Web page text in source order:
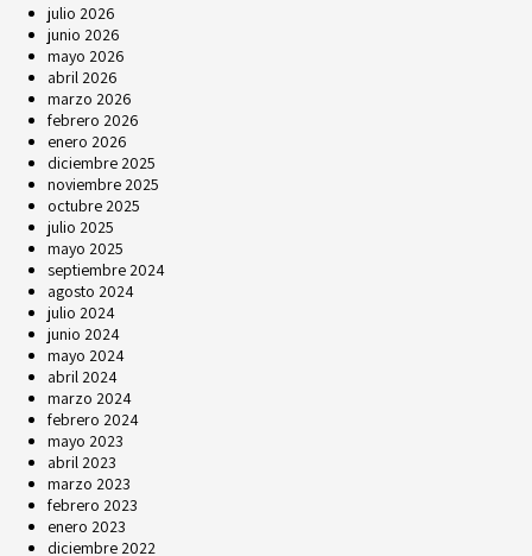
julio 2026
junio 2026
mayo 2026
abril 2026
marzo 2026
febrero 2026
enero 2026
diciembre 2025
noviembre 2025
octubre 2025
julio 2025
mayo 2025
septiembre 2024
agosto 2024
julio 2024
junio 2024
mayo 2024
abril 2024
marzo 2024
febrero 2024
mayo 2023
abril 2023
marzo 2023
febrero 2023
enero 2023
diciembre 2022